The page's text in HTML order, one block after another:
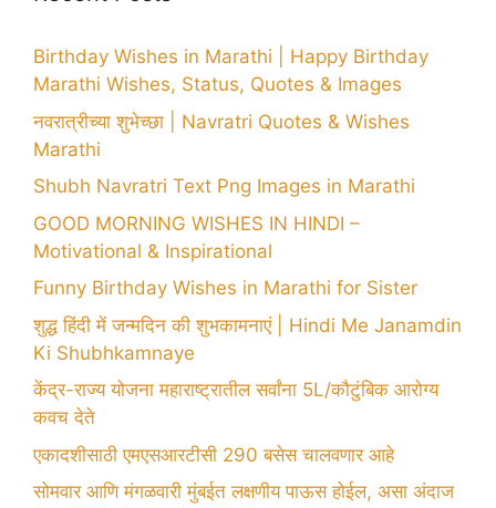
Birthday Wishes in Marathi | Happy Birthday
Marathi Wishes, Status, Quotes & Images
नवरात्रीच्या शुभेच्छा | Navratri Quotes & Wishes
Marathi
Shubh Navratri Text Png Images in Marathi
GOOD MORNING WISHES IN HINDI –
Motivational & Inspirational
Funny Birthday Wishes in Marathi for Sister
शुद्ध हिंदी में जन्मदिन की शुभकामनाएं | Hindi Me Janamdin
Ki Shubhkamnaye
केंद्र-राज्य योजना महाराष्ट्रातील सर्वांना 5L/कौटुंबिक आरोग्य
कवच देते
एकादशीसाठी एमएसआरटीसी 290 बसेस चालवणार आहे
सोमवार आणि मंगळवारी मुंबईत लक्षणीय पाऊस होईल, असा अंदाज